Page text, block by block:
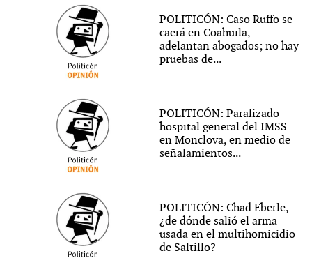
POLITICÓN: Caso Ruffo se
caerá en Coahuila,
adelantan abogados; no hay
pruebas de...
POLITICÓN: Paralizado
hospital general del IMSS
en Monclova, en medio de
señalamientos...
POLITICÓN: Chad Eberle,
¿de dónde salió el arma
usada en el multihomicidio
de Saltillo?